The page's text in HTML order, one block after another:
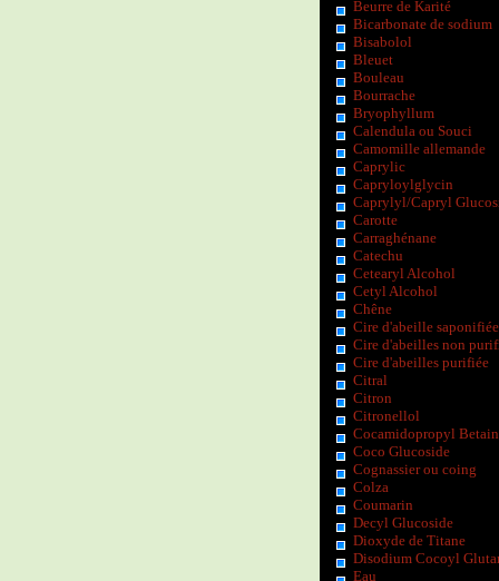
Beurre de Karité
Bicarbonate de sodium
Bisabolol
Bleuet
Bouleau
Bourrache
Bryophyllum
Calendula ou Souci
Camomille allemande
Caprylic
Capryloylglycin
Caprylyl/Capryl
Carotte
Carraghénane
Catechu
Cetearyl Alcohol
Cetyl Alcohol
Chêne
Cire d'abeille saponifiée
Cire d'abeilles non
Cire d'abeilles purifiée
Citral
Citron
Citronellol
Cocamidopropyl
Coco Glucoside
Cognassier ou coing
Colza
Coumarin
Decyl Glucoside
Dioxyde de Titane
Disodium Cocoyl
Eau